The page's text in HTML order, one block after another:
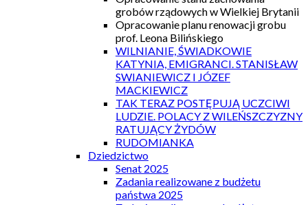
grobów rządowych w Wielkiej Brytanii
Opracowanie planu renowacji grobu
prof. Leona Bilińskiego
WILNIANIE, ŚWIADKOWIE
KATYNIA, EMIGRANCI. STANISŁAW
SWIANIEWICZ I JÓZEF
MACKIEWICZ
TAK TERAZ POSTĘPUJĄ UCZCIWI
LUDZIE. POLACY Z WILEŃSZCZYZNY
RATUJĄCY ŻYDÓW
RUDOMIANKA
Dziedzictwo
Senat 2025
Zadania realizowane z budżetu
państwa 2025